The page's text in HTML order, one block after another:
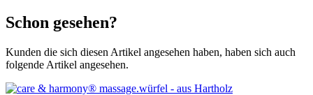
Schon gesehen?
Kunden die sich diesen Artikel angesehen haben, haben sich auch
folgende Artikel angesehen.